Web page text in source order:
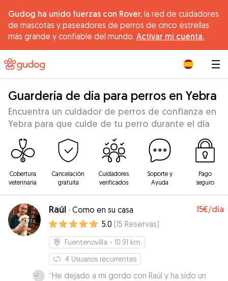
Gudog ha unido fuerzas con Rover, la red de cuidadores
de mascotas y paseadores de perros de cinco estrellas
más grande y confiable del mundo. Activar mi cuenta.
Guardería de día para perros en Yebra
Encuentra un cuidador de perros de confianza en
Yebra para que cuide de tu perro durante el día
Cobertura
veterinaria
Cancelación
gratuita
Cuidadores
verificados
Soporte y
Ayuda
Pago
seguro
Raúl · Como en su casa 15€/día
5.0 (15 Reservas)
Fuentenovilla - 10.91 km
4 Usuarios recurrentes
“He dejado a mi gordo con Raúl y ha sido un